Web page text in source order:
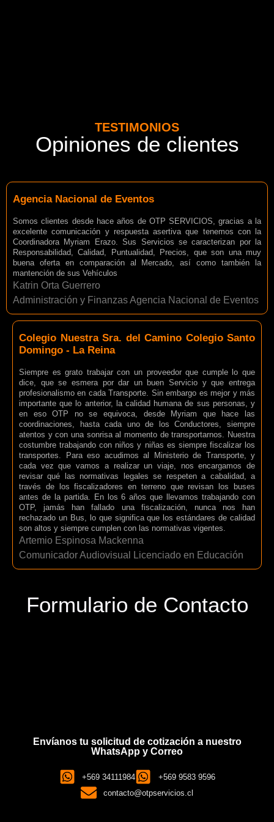
TESTIMONIOS
Opiniones de clientes
Agencia Nacional de Eventos
Somos clientes desde hace años de OTP SERVICIOS, gracias a la
excelente comunicación y respuesta asertiva que tenemos con la
Coordinadora Myriam Erazo. Sus Servicios se caracterizan por la
Responsabilidad, Calidad, Puntualidad, Precios, que son una muy
buena oferta en comparación al Mercado, así como también la
mantención de sus Vehículos
Katrin Orta Guerrero
Administración y Finanzas Agencia Nacional de Eventos
Colegio Nuestra Sra. del Camino Colegio Santo
Domingo - La Reina
Siempre es grato trabajar con un proveedor que cumple lo que
dice, que se esmera por dar un buen Servicio y que entrega
profesionalismo en cada Transporte. Sin embargo es mejor y más
importante que lo anterior, la calidad humana de sus personas, y
en eso OTP no se equivoca, desde Myriam que hace las
coordinaciones, hasta cada uno de los Conductores, siempre
atentos y con una sonrisa al momento de transportarnos. Nuestra
costumbre trabajando con niños y niñas es siempre fiscalizar los
transportes. Para eso acudimos al Ministerio de Transporte, y
cada vez que vamos a realizar un viaje, nos encargamos de
revisar qué las normativas legales se respeten a cabalidad, a
través de los fiscalizadores en terreno que revisan los buses
antes de la partida. En los 6 años que llevamos trabajando con
OTP, jamás han fallado una fiscalización, nunca nos han
rechazado un Bus, lo que significa que los estándares de calidad
son altos y siempre cumplen con las normativas vigentes.
Artemio Espinosa Mackenna
Comunicador Audiovisual Licenciado en Educación
Formulario de Contacto
Envíanos tu solicitud de cotización a nuestro
WhatsApp y Correo
+569 34111984
+569 9583 9596
contacto@otpservicios.cl